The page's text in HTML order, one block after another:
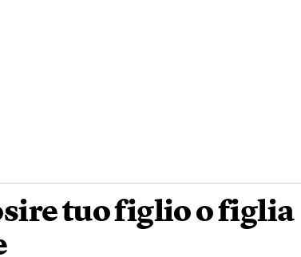
tuo figlio o figlia